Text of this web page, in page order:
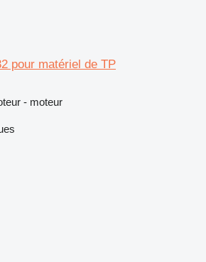
pour matériel de TP
- moteur